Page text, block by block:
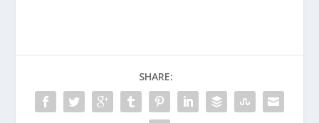
SHARE: